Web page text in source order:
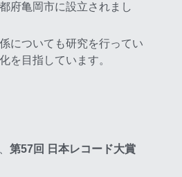
府亀岡市に設立されまし
についても研究を行ってい
を目指しています。
第57回 日本レコード大賞